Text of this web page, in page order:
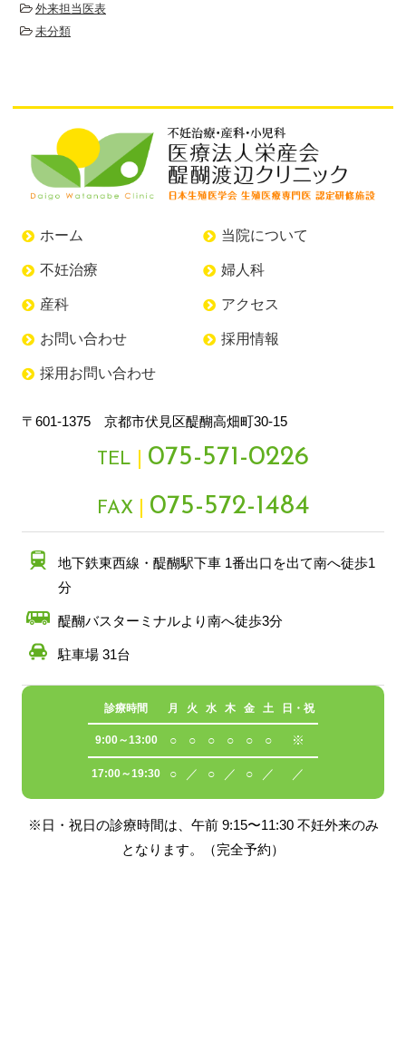
外来担当医表
未分類
ホーム 当院について
不妊治療 婦人科
産科 アクセス
お問い合わせ 採用情報
採用お問い合わせ
〒601-1375 京都市伏見区醍醐高畑町30-15
TEL 075-571-0226
FAX 075-572-1484
地下鉄東西線・醍醐駅下車 1番出口を出て南へ徒歩1
分
醍醐バスターミナルより南へ徒歩3分
駐車場 31台
診療時間 月 火 水 木 金 土 日・祝
9:00～13:00 ○ ○ ○ ○ ○ ○ ※
17:00～19:30 ○ ／ ○ ／ ○ ／ ／
※日・祝日の診療時間は、午前 9:15〜11:30 不妊外来のみ
となります。（完全予約）